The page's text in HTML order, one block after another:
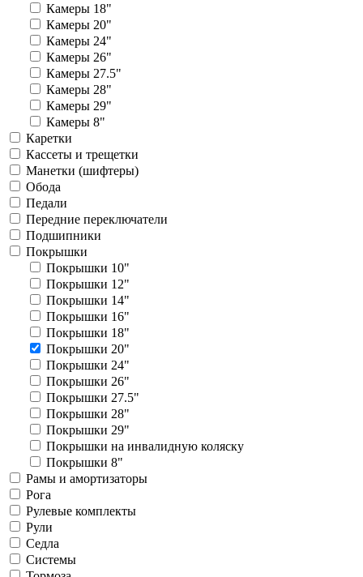
Камеры 18"
Камеры 20"
Камеры 24"
Камеры 26"
Камеры 27.5"
Камеры 28"
Камеры 29"
Камеры 8"
Каретки
Кассеты и трещетки
Манетки (шифтеры)
Обода
Педали
Передние переключатели
Подшипники
Покрышки
Покрышки 10"
Покрышки 12"
Покрышки 14"
Покрышки 16"
Покрышки 18"
Покрышки 20"
Покрышки 24"
Покрышки 26"
Покрышки 27.5"
Покрышки 28"
Покрышки 29"
Покрышки на инвалидную коляску
Покрышки 8"
Рамы и амортизаторы
Рога
Рулевые комплекты
Рули
Седла
Системы